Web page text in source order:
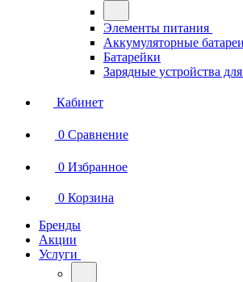
Элементы питания
Аккумуляторные батареи
Батарейки
Зарядные устройства
Кабинет
0 Сравнение
0 Избранное
0 Корзина
Бренды
Акции
Услуги